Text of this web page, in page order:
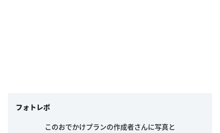
フォトレポ
このおでかけプランの作成者さんに写真と